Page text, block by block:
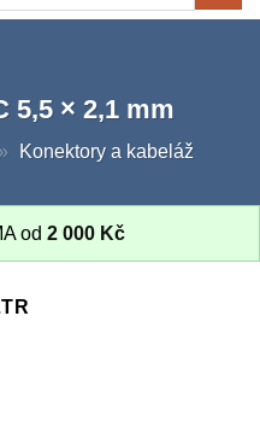
5,5 × 2,1 mm
» Konektory a kabeláž
od 2 000 Kč